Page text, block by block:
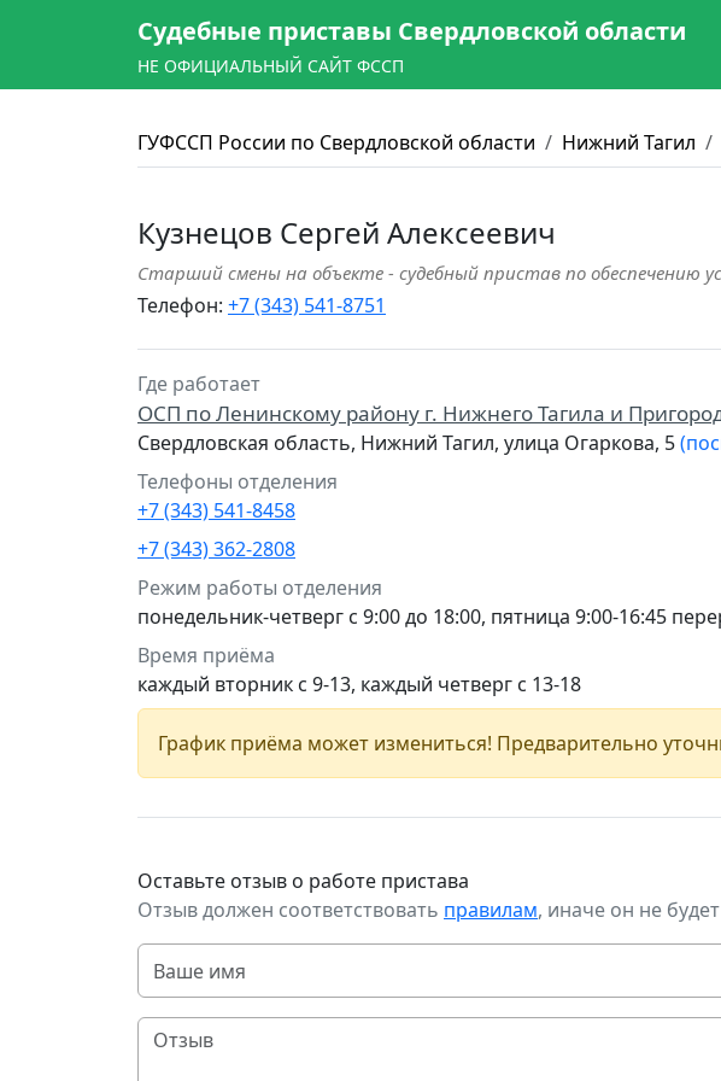
Судебные приставы Свердловской области
НЕ ОФИЦИАЛЬНЫЙ САЙТ ФССП
ГУФССП России по Свердловской области Нижний Тагил
Кузнецов Сергей Алексеевич
Старший смены на объекте - судебный пристав по обеспечению
Телефон: +7 (343) 541-8751
Где работает
ОСП по Ленинскому району г. Нижнего Тагила и
Свердловская область, Нижний Тагил, улица Огаркова, 5
Телефоны отделения
+7 (343) 541-8458
+7 (343) 362-2808
Режим работы отделения
понедельник-четверг с 9:00 до 18:00, пятница 9:00-16:45
Время приёма
каждый вторник с 9-13, каждый четверг с 13-18
График приёма может измениться! Предварительно
Оставьте отзыв о работе пристава
Отзыв должен соответствовать правилам, иначе он не